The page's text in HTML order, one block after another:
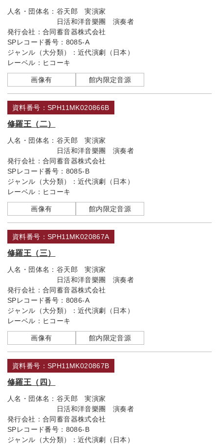
人名・団体名： 谷天郎 実演家
日活和洋音樂團 演奏者
発行会社： 合同蓄音器株式会社
SPレコード番号： 8085-A
ジャンル（大分類）： 近代演劇（日本）
レーベル： ヒコーキ
画像有 館内限定音源
資料番号：SPH11MK020866B
修羅王（二）
人名・団体名： 谷天郎 実演家
日活和洋音樂團 演奏者
発行会社： 合同蓄音器株式会社
SPレコード番号： 8085-B
ジャンル（大分類）： 近代演劇（日本）
レーベル： ヒコーキ
画像有 館内限定音源
資料番号：SPH11MK020867A
修羅王（三）
人名・団体名： 谷天郎 実演家
日活和洋音樂團 演奏者
発行会社： 合同蓄音器株式会社
SPレコード番号： 8086-A
ジャンル（大分類）： 近代演劇（日本）
レーベル： ヒコーキ
画像有 館内限定音源
資料番号：SPH11MK020867B
修羅王（四）
人名・団体名： 谷天郎 実演家
日活和洋音樂團 演奏者
発行会社： 合同蓄音器株式会社
SPレコード番号： 8086-B
ジャンル（大分類）： 近代演劇（日本）